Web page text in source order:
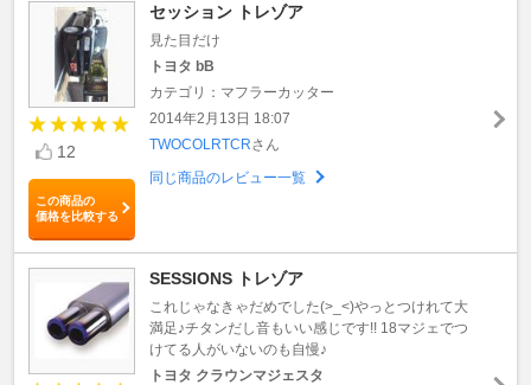
12
この商品の
価格を比較する
セッション トレゾア
見た目だけ
トヨタ bB
カテゴリ：マフラーカッター
2014年2月13日 18:07
TWOCOLRTCRさん
同じ商品のレビュー一覧
SESSIONS トレゾア
これじゃなきゃだめでした(>_<)やっとつけれて大
満足♪チタンだし音もいい感じです!! 18マジェでつ
けてる人がいないのも自慢♪
トヨタ クラウンマジェスタ